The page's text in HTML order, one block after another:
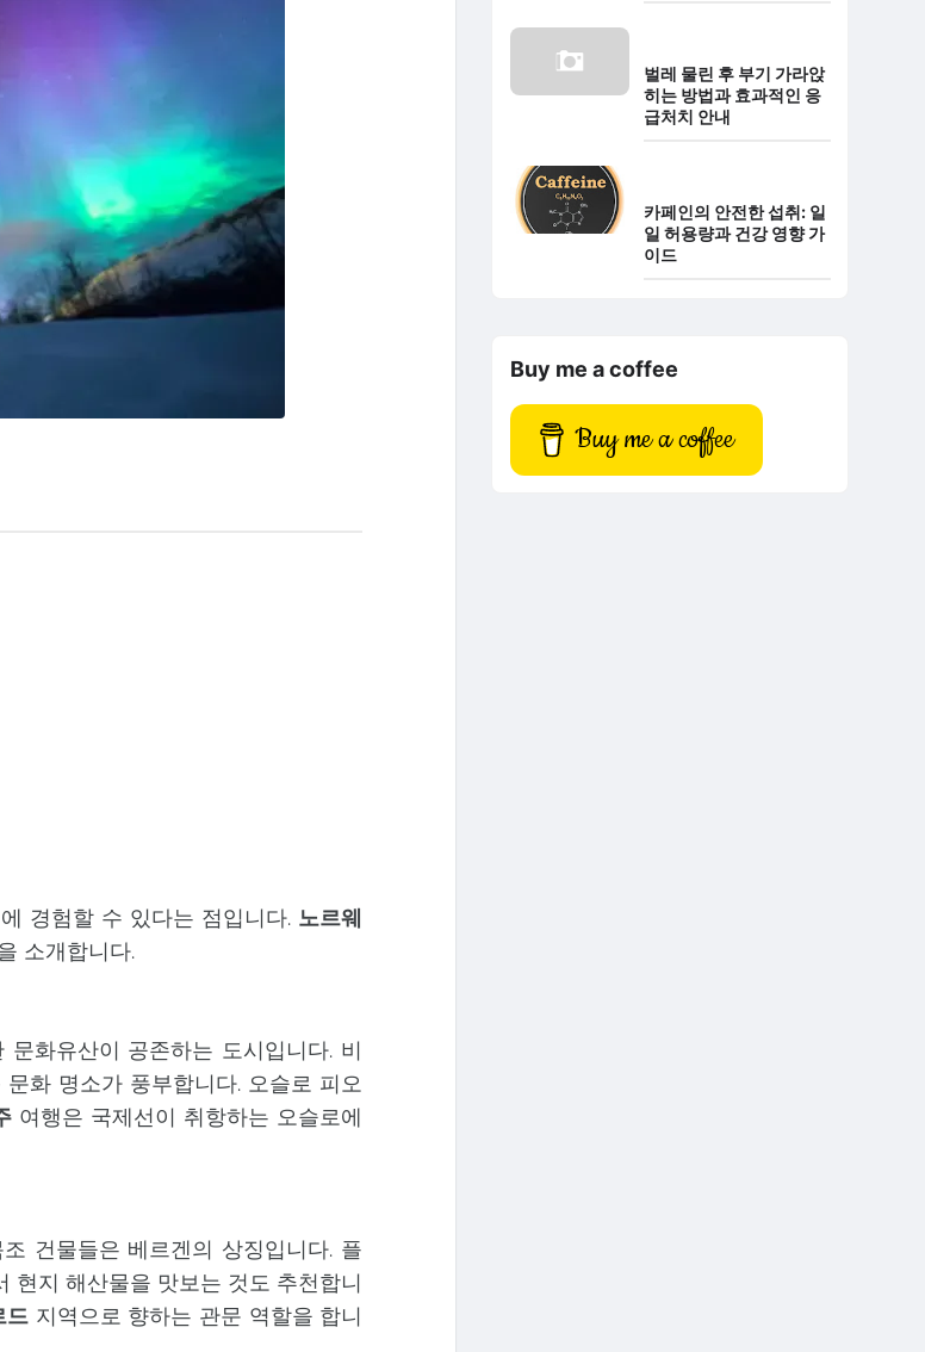
경험할 수 있다는 점입니다. 노르웨
소개합니다.
화유산이 공존하는 도시입니다. 비
화 명소가 풍부합니다. 오슬로 피오
여행은 국제선이 취항하는 오슬로에
건물들은 베르겐의 상징입니다. 플
현지 해산물을 맛보는 것도 추천합니
드 지역으로 향하는 관문 역할을 합니
벌레 물린 후 부기 가라앉
히는 방법과 효과적인 응
급처치 안내
카페인의 안전한 섭취: 일
일 허용량과 건강 영향 가
이드
Buy me a coffee
Buy me a coffee